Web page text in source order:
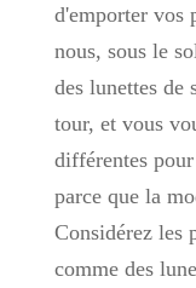
d'emporter vos
nous, sous le
des lunettes de
tour, et vous
différentes
parce que la
Considérez les
comme des